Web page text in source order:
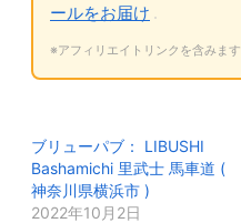
ールをお届け
※アフィリエイトリンクを含みます
ブリューパブ： LIBUSHI
Bashamichi 里武士 馬車道 (
神奈川県横浜市 )
2022年10月2日